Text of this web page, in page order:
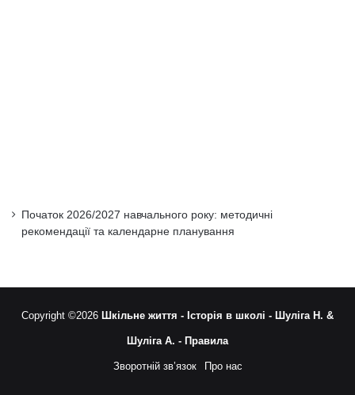
Початок 2026/2027 навчального року: методичні
рекомендації та календарне планування
Copyright ©2026 Шкільне життя - Історія в школі - Шуліга Н. &
Шуліга А. - Правила
Зворотній зв’язок Про нас